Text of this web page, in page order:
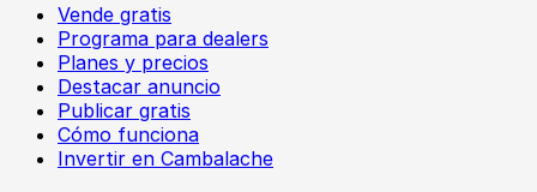
Vende gratis
Programa para dealers
Planes y precios
Destacar anuncio
Publicar gratis
Cómo funciona
Invertir en Cambalache